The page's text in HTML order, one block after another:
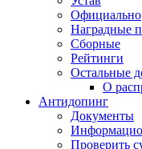
Официально
Наградные
Сборные
Рейтинги
Остальные
О
Антидопинг
Документы
Проверить